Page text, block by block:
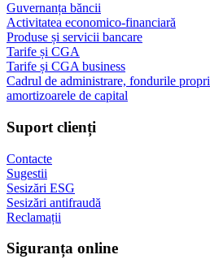
Guvernanța băncii
Activitatea economico-financiară
Produse și servicii bancare
Tarife și CGA
Tarife și CGA business
Cadrul de administrare, fondurile
amortizoarele de capital
Suport clienți
Contacte
Sugestii
Sesizări ESG
Sesizări antifraudă
Reclamații
Siguranța online